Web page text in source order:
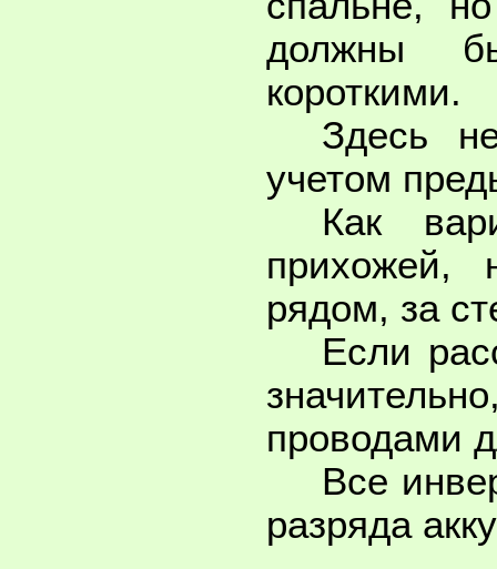
должны
короткими.
Здесь
учетом
Как
прихожей,
рядом, за
Если
проводами
Все
разряда